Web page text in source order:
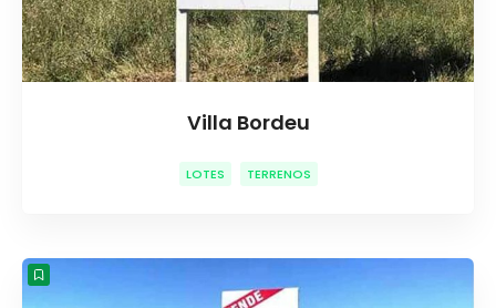
Villa Bordeu
LOTES TERRENOS